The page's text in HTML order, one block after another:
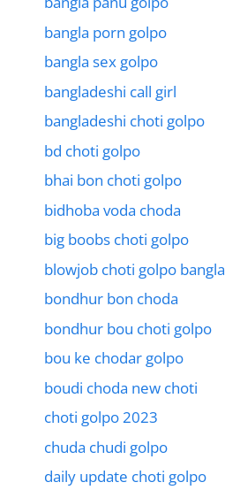
bangla porn golpo
bangla sex golpo
bangladeshi call girl
bangladeshi choti golpo
bd choti golpo
bhai bon choti golpo
bidhoba voda choda
big boobs choti golpo
blowjob choti golpo bangla
bondhur bon choda
bondhur bou choti golpo
bou ke chodar golpo
boudi choda new choti
choti golpo 2023
chuda chudi golpo
daily update choti golpo